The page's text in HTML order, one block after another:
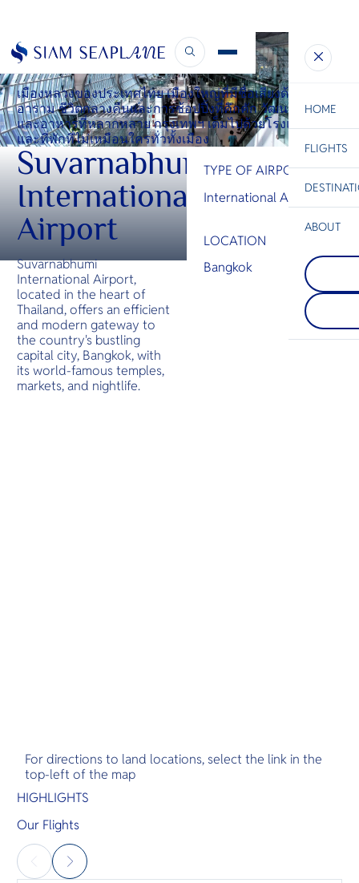
ESC
Bangkok Hua Hin Scenic Charter
HOME
FLIGHTS
หนึ่งในเก
ของเกาะ
เสียงในเ
นอกจาก
ชายหาดที่
กลุ่มเกาะ
เกาะใหญ่
ในเรื่อง
ขนาดให
ABOUT
INTERNATIONAL AIRPORT
Suvarnabhumi International Airport
เมืองหลวงของประเทศไทย เมืองใหญ่ที่มีชื่อเสียงด้านวัดวา
อาราม ชีวิตกลางคืนและการช้อปปิ้งที่คึกคัก วัฒนธรรม
และอาหารที่หลากหลาย กรุงเทพฯ เต็มไปด้วยโรงแรมหรู
และที่พักที่ไม่เหมือนใครทั่วทั้งเมือง
Suvarnabhumi
International
Airport
Suvarnabhumi
International Airport,
located in the heart of
Thailand, offers an efficient
and modern gateway to
the country's bustling
capital city, Bangkok, with
its world-famous temples,
markets, and nightlife.
TYPE OF AIRPORT
International Airport
LOCATION
Bangkok
For directions to land locations, select the link in the
top-left of the map
HIGHLIGHTS
Our Flights